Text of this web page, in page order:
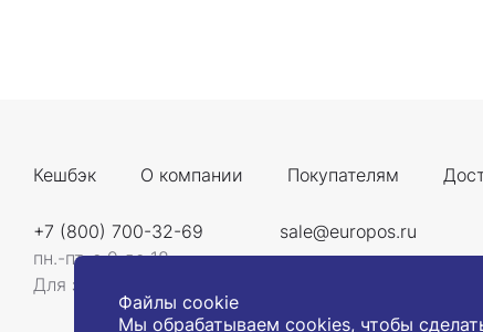
Кешбэк О компании Покупателям
+7 (800) 700-32-69
пн.-пт. с 9 до 18
Для звонков со всей России
sale@europos.ru
Файлы cookie
Мы обрабатываем cookies, чтобы